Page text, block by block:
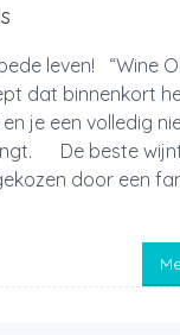
leven! “Wine
dat binnenkort
je een volledig
De beste
door een